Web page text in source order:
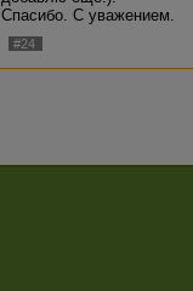
списка.
Спасибо. С уважением.
#24